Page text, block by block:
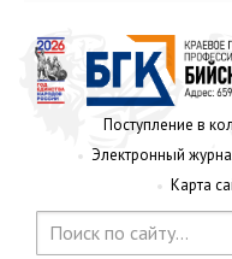
Поступление в
Электронный
Карта